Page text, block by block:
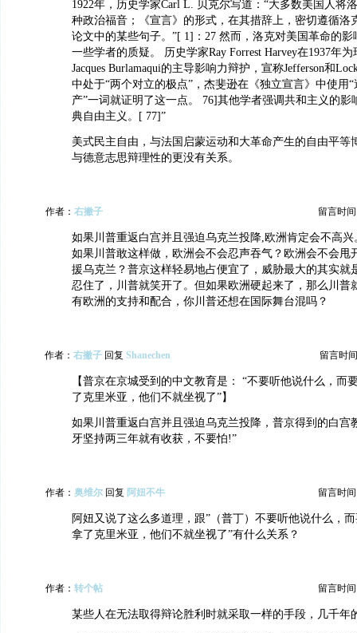
1922年，历史学家Carl L. 贝克尔写道：“大多数美国人将
种政治福音；《宣言》的形式，在其措辞上，密切遵循洛
论文中的某些句子。”[ 1]：27 然而，洛克对美国革命的
一些学者的质疑。 历史学家Ray Forrest Harvey在1937年为
Jacques Burlamaqui的主导影响力辩护，宣称Jefferson和
中处于“两个对立的极点”，杰斐逊在《独立宣言》中使用“
产”一词就证明了这一点。 76]其他学者强调共和主义的影
典自由主义。[ 77]”
美式民主自由，与法国启蒙运动和大革命产生的自由平等
与德意志思辩理性的更没有关系。
作者： 右撇子 留言时间
如果川普重返白宫并且强迫乌克兰投降,欧洲肯定会不高
如果川普敢这样做，欧洲会不会忍声吞气？欧洲会不会甩
援乌克兰？普京这样轻易地占便宜了，威胁最大的其实就
忍住了，川普就笑开了。但如果欧洲硬起来了，那么川普
有欧洲的支持和配合，你川普还想在国际舞台混吗？
作者： 右撇子 回复 Shanechen 留言时
【普京在京城受到的中文教育是： “不要听他说什么，而
了克里米亚，他们不就坐视了”】
如果川普重返白宫并且强迫乌克兰投降，普京得到的白宫
牙坚持两三年就有收获，不要怕!”
作者： 奥维尔 回复 阿妞不牛 留言时间
阿妞又说了这么多道理，跟”（普丁）不要听他说什么，
拿了克里米亚，他们不就坐视了”有什么关系？
作者： 转个帖 留言时间
某些人在无法取得辩论胜利时就采取一样的手段，几千年